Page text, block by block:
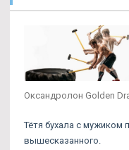
Оксандролон Golden
Тётя бухала с мужиком
вышесказанного.